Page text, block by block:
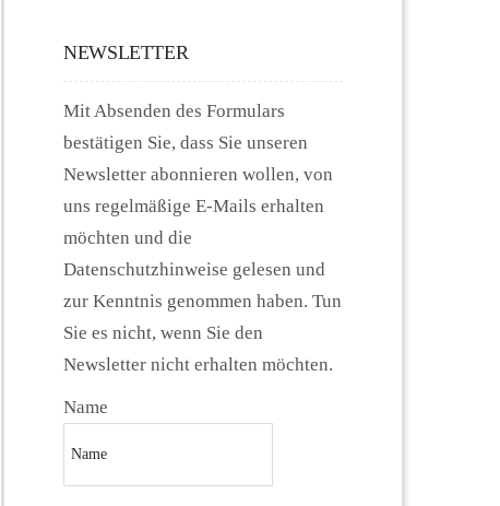
NEWSLETTER
Mit Absenden des Formulars
bestätigen Sie, dass Sie unseren
Newsletter abonnieren wollen, von
uns regelmäßige E-Mails erhalten
möchten und die
Datenschutzhinweise gelesen und
zur Kenntnis genommen haben. Tun
Sie es nicht, wenn Sie den
Newsletter nicht erhalten möchten.
Name